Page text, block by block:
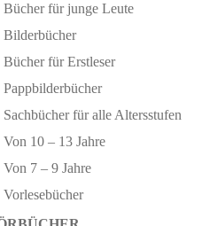
Bücher für junge Leute
Bilderbücher
Bücher für Erstleser
Pappbilderbücher
Sachbücher für alle Altersstufen
Von 10 – 13 Jahre
Von 7 – 9 Jahre
Vorlesebücher